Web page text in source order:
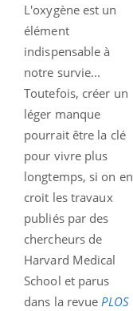
L'oxygène est un
élément
indispensable à
notre survie...
Toutefois, créer un
léger manque
pourrait être la clé
pour vivre plus
longtemps, si on en
croit les travaux
publiés par des
chercheurs de
Harvard Medical
School et parus
dans la revue PLOS